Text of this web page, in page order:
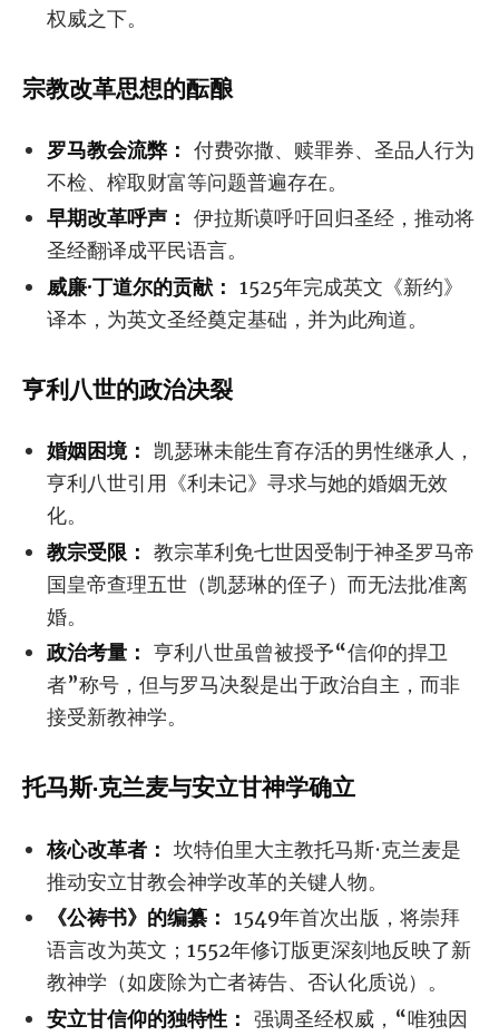
权威之下。
宗教改革思想的酝酿
罗马教会流弊： 付费弥撒、赎罪券、圣品人行为
不检、榨取财富等问题普遍存在。
早期改革呼声： 伊拉斯谟呼吁回归圣经，推动将
圣经翻译成平民语言。
威廉·丁道尔的贡献： 1525年完成英文《新约》
译本，为英文圣经奠定基础，并为此殉道。
亨利八世的政治决裂
婚姻困境：
凯瑟琳未能生育存活的男性继承人，
亨利八世引用《利未记》寻求与她的婚姻无效
化。
教宗受限： 教宗革利免七世因受制于神圣罗马帝
国皇帝查理五世（凯瑟琳的侄子）而无法批准离
婚。
政治考量： 亨利八世虽曾被授予“信仰的捍卫
者”称号，但与罗马决裂是出于政治自主，而非
接受新教神学。
托马斯·克兰麦与安立甘神学确立
核心改革者： 坎特伯里大主教托马斯·克兰麦是
推动安立甘教会神学改革的关键人物。
《公祷书》的编纂： 1549年首次出版，将崇拜
语言改为英文；1552年修订版更深刻地反映了新
教神学（如废除为亡者祷告、否认化质说）。
安立甘信仰的独特性： 强调圣经权威，“唯独因